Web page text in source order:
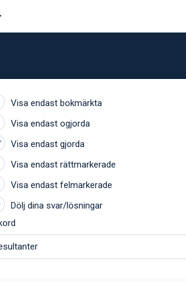
Visa endast bokmärkta
Visa endast ogjorda
Visa endast gjorda
Dölj dina svar/lösningar